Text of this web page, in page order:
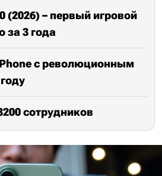
(2026) – первый игровой
за 3 года
с революционным
сотрудников